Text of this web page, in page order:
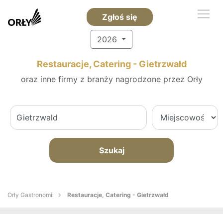
Zgłoś się
2026
Restauracje, Catering - Gietrzwałd
oraz inne firmy z branży nagrodzone przez Orły
Szukaj
Orły Gastronomii Restauracje, Catering - Gietrzwałd